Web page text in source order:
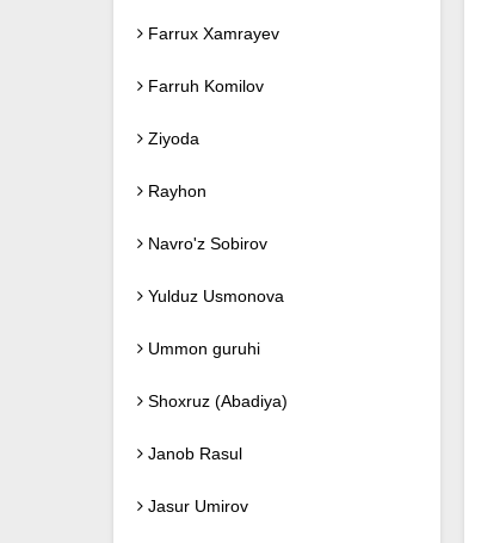
Farrux Xamrayev
Farruh Komilov
Ziyoda
Rayhon
Navro'z Sobirov
Yulduz Usmonova
Ummon guruhi
Shoxruz (Abadiya)
Janob Rasul
Jasur Umirov